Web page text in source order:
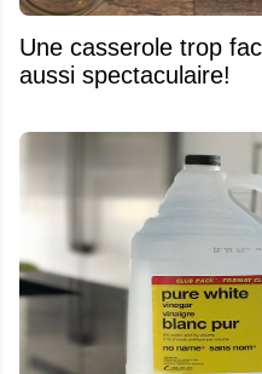
Une casserole trop
aussi spectaculaire!